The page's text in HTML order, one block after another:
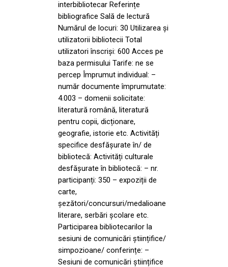
interbibliotecar Referințe
bibliografice Sală de lectură
Numărul de locuri: 30 Utilizarea și
utilizatorii bibliotecii Total
utilizatori înscriși: 600 Acces pe
baza permisului Tarife: ne se
percep Împrumut individual: –
număr documente împrumutate:
4.003 – domenii solicitate:
literatură română, literatură
pentru copii, dicționare,
geografie, istorie etc. Activități
specifice desfășurate în/ de
bibliotecă: Activități culturale
desfășurate în bibliotecă: – nr.
participanți: 350 – expoziții de
carte,
șezători/concursuri/medalioane
literare, serbări școlare etc.
Participarea bibliotecarilor la
sesiuni de comunicări științifice/
simpozioane/ conferințe: –
Sesiuni de comunicări științifice